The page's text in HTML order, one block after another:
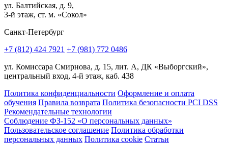
ул. Балтийская, д. 9,
3-й этаж, ст. м. «Сокол»
Санкт-Петербург
+7 (812) 424 7921 +7 (981) 772 0486
ул. Комиссара Смирнова, д. 15, лит. А, ДК «Выборгский»,
центральный вход, 4-й этаж, каб. 438
Политика конфиденциальности Оформление и оплата
обучения Правила возврата Политика безопасности PCI DSS
Рекомендательные технологии
Соблюдение ФЗ-152 «О персональ­ных данных»
Пользовательское соглашение Политика обработки
персональных данных Политика cookie Статьи